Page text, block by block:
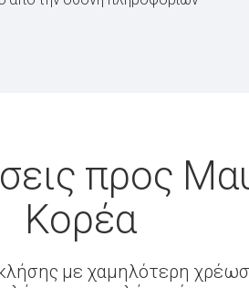
προς
Κορέα
με χαμηλότερη